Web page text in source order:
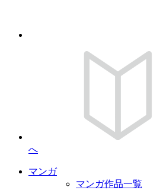
へ
マンガ
マンガ作品一覧